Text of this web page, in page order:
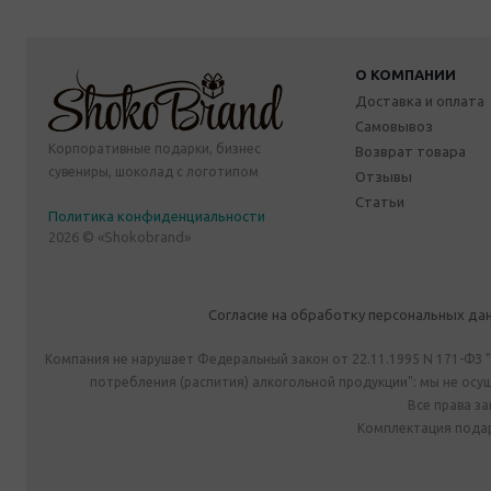
Корпоративные подарки, бизнес
сувениры, шоколад с логотипом
Политика конфиденциальности
2026 © «Shokobrand»
О КОМПАНИИ
Доставка и оплата
Самовывоз
Возврат товара
Отзывы
Статьи
Согласие на обработку персональных
Компания не нарушает Федеральный закон от 22.11.1995 N 171-ФЗ
потребления (распития) алкогольной продукции": мы не
Все права
Комплектация